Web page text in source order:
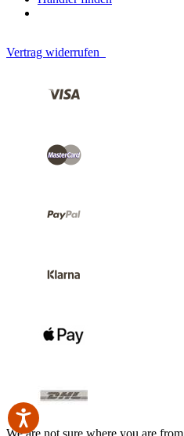
Vertrag widerrufen
We are not sure where you are from.